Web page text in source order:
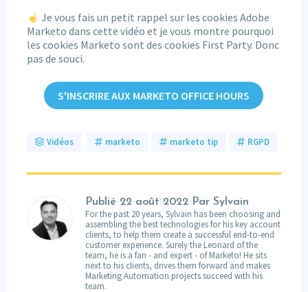
Je vous fais un petit rappel sur les cookies Adobe
Marketo dans cette vidéo et je vous montre pourquoi
les cookies Marketo sont des cookies First Party. Donc
pas de souci.
S'INSCRIRE AUX MARKETO OFFICE HOURS
Vidéos marketo marketo tip RGPD
Publié 22 août 2022Par Sylvain
For the past 20 years, Sylvain has been choosing and
assembling the best technologies for his key account
clients, to help them create a successful end-to-end
customer experience. Surely the Leonard of the
team, he is a fan - and expert - of Marketo! He sits
next to his clients, drives them forward and makes
Marketing Automation projects succeed with his
team.